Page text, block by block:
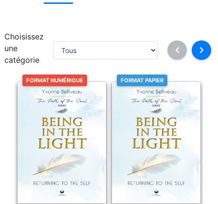
Choisissez
une
catégorie
FORMAT NUMÉRIQUE FORMAT PAPIER